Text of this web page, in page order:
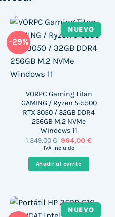
-29%
NUEVO
VORPC Gaming Titan
GAMING / Ryzen 5-5500
RTX 3050 / 32GB DDR4
256GB M.2 NVMe
Windows 11
1.349,00€ El
precio
era:
1.349,00 €.
964,00€El
IVA incluido
Añadir al carrito
NUEVO